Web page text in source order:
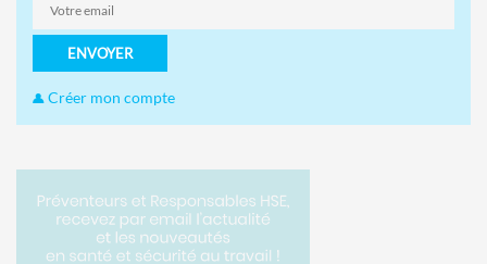
ENVOYER
Créer mon compte